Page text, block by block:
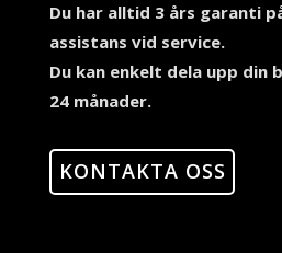
Du har alltid 3 års garanti
assistans vid service.
Du kan enkelt dela upp din
24 månader.
KONTAKTA OSS